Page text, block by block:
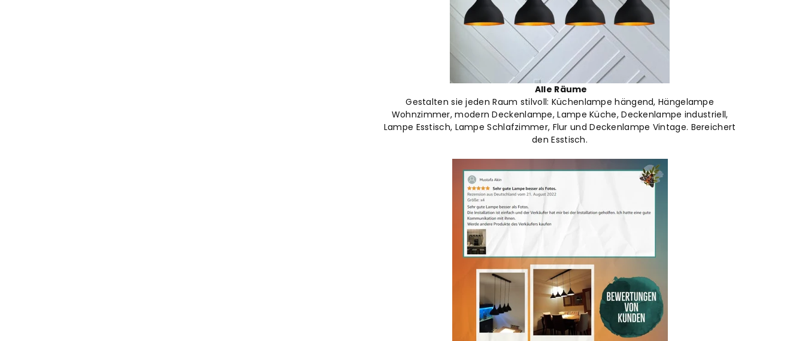
Alle Räume
Gestalten sie jeden Raum stilvoll: Küchenlampe hängend, Hängelampe
Wohnzimmer, modern Deckenlampe, Lampe Küche, Deckenlampe industriell,
Lampe Esstisch, Lampe Schlafzimmer, Flur und Deckenlampe Vintage. Bereichert
den Esstisch.